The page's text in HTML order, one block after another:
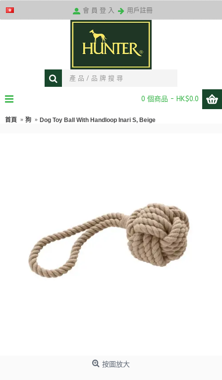
送貨條款
會 員 登 入 用戶註冊
0 個商品 - HK$0.0
首頁 狗 Dog Toy Ball With Handloop Inari S, Beige
按圖放大